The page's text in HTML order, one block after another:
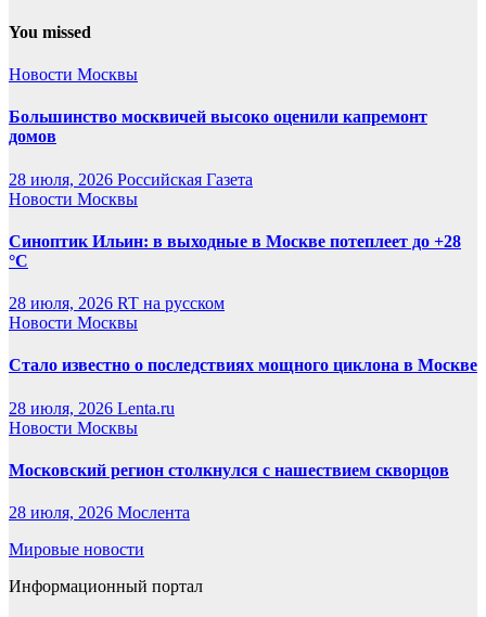
You missed
Новости Москвы
Большинство москвичей высоко оценили капремонт
домов
28 июля, 2026 Российская Газета
Новости Москвы
Синоптик Ильин: в выходные в Москве потеплеет до +28
°C
28 июля, 2026 RT на русском
Новости Москвы
Стало известно о последствиях мощного циклона в Москве
28 июля, 2026 Lenta.ru
Новости Москвы
Московский регион столкнулся с нашествием скворцов
28 июля, 2026 Мослента
Мировые новости
Информационный портал